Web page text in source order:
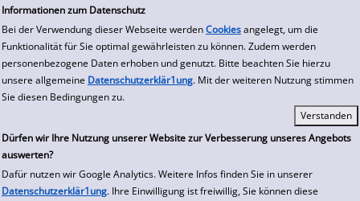
Informationen zum Datenschutz
Bei der Verwendung dieser Webseite werden Cookies angelegt, um die
Funktionalität für Sie optimal gewährleisten zu können. Zudem werden
personenbezogene Daten erhoben und genutzt. Bitte beachten Sie hierzu
unsere allgemeine Datenschutzerklär1ung. Mit der weiteren Nutzung stimmen
Sie diesen Bedingungen zu.
Dürfen wir Ihre Nutzung unserer Website zur Verbesserung unseres Angebots
auswerten?
Dafür nutzen wir Google Analytics. Weitere Infos finden Sie in unserer
Datenschutzerklär1ung. Ihre Einwilligung ist freiwillig, Sie können diese
zur Navigation springen
zum Inhalt springen
Zur Detailanzeige springen